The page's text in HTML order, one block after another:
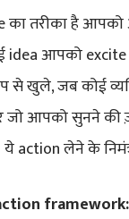
का तरीका है
idea आपको
से खुले, जब कोई
जो आपको सुनने की
ये action लेने के
framework: